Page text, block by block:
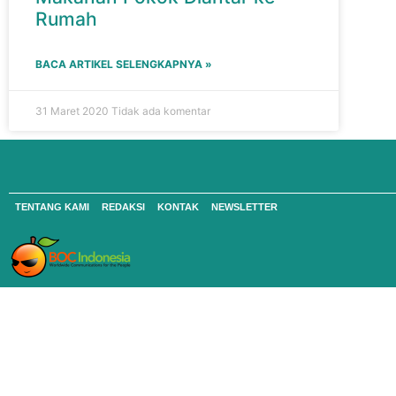
Rumah
BACA ARTIKEL SELENGKAPNYA »
31 Maret 2020 Tidak ada komentar
TENTANG KAMI REDAKSI KONTAK NEWSLETTER